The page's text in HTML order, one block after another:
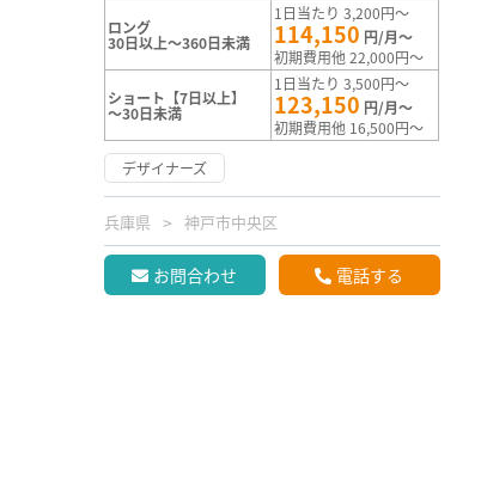
ロング
30日以上～360日未満
1日当たり 3,200円～
114,150 円/月～
初期費用他 22,000円～
ショート【7日以上】
～30日未満
1日当たり 3,500円～
123,150 円/月～
初期費用他 16,500円～
デザイナーズ
兵庫県 神戸市中央区
お問合わせ 電話する